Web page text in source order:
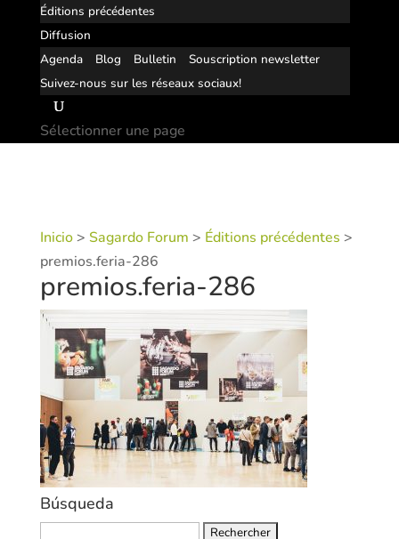
Éditions précédentes
Diffusion
Agenda
Blog Bulletin
Souscription newsletter
Suivez-nous sur les réseaux sociaux!
Sélectionner une page
Inicio> Sagardo Forum > Éditions précédentes >
premios.feria-286
premios.feria-286
Búsqueda